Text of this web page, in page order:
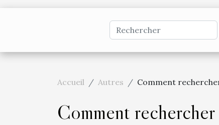
Accueil Autres Comment
Comment